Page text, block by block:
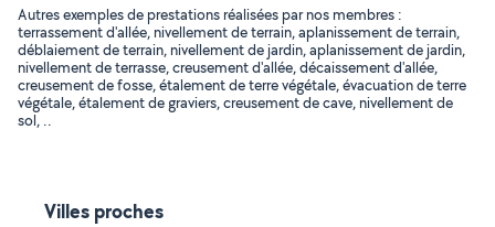
Autres exemples de prestations réalisées par nos membres :
terrassement d'allée, nivellement de terrain, aplanissement de terrain,
déblaiement de terrain, nivellement de jardin, aplanissement de jardin,
nivellement de terrasse, creusement d'allée, décaissement d'allée,
creusement de fosse, étalement de terre végétale, évacuation de terre
végétale, étalement de graviers, creusement de cave, nivellement de
sol, ..
Villes proches